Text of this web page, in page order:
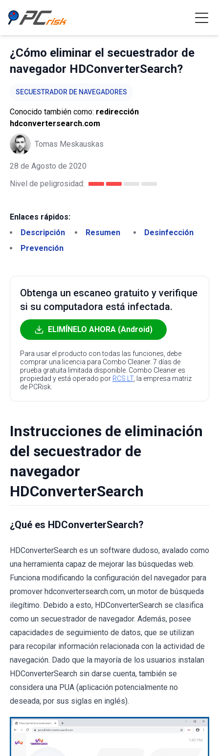
¿Cómo eliminar el secuestrador de
navegador HDConverterSearch?
SECUESTRADOR DE NAVEGADORES
Conocido también como: redirección
hdconvertersearch.com
Tomas Meskauskas
28 de Agosto de 2020
Nivel de peligrosidad:
Enlaces rápidos:
Descripción
Resumen
Desinfección
Prevención
Obtenga un escaneo gratuito y verifique
si su computadora está infectada.
ELIMÍNELO AHORA (Android)
Para usar el producto con todas las funciones, debe
comprar una licencia para Combo Cleaner. 7 días de
prueba gratuita limitada disponible. Combo Cleaner es
propiedad y está operado por RCS LT, la empresa matriz
de PCRisk.
Instrucciones de eliminación
del secuestrador de
navegador
HDConverterSearch
¿Qué es HDConverterSearch?
HDConverterSearch es un software dudoso, avalado como
una herramienta capaz de mejorar las búsquedas web.
Funciona modificando la configuración del navegador para
promover hdconvertersearch.com, un motor de búsqueda
ilegítimo. Debido a esto, HDConverterSearch se clasifica
como un secuestrador de navegador. Además, posee
capacidades de seguimiento de datos, que se utilizan
para recopilar información relacionada con la actividad de
navegación. Dado que la mayoría de los usuarios instalan
HDConverterSearch sin darse cuenta, también se
considera una PUA (aplicación potencialmente no
deseada, por sus siglas en inglés).